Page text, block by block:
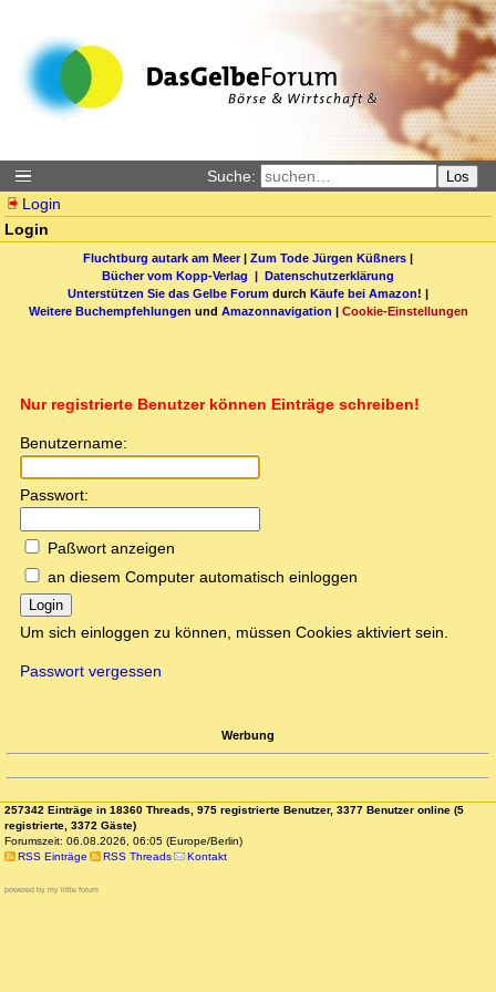
Suche: Los
Login
Login
Fluchtburg autark am Meer| Zum Tode Jürgen Küßners |
Bücher vom Kopp-Verlag | Datenschutzerklärung
Unterstützen Sie das Gelbe Forum durch Käufe bei Amazon! |
Weitere Buchempfehlungen und Amazonnavigation | Cookie-Einstellungen
Nur registrierte Benutzer können Einträge schreiben!
Benutzername:
Passwort:
Paßwort anzeigen
an diesem Computer automatisch einloggen
Login
Um sich einloggen zu können, müssen Cookies aktiviert sein.
Passwort vergessen
Werbung
257342 Einträge in 18360 Threads, 975 registrierte Benutzer, 3377 Benutzer online (5
registrierte, 3372 Gäste)
Forumszeit: 06.08.2026, 06:05 (Europe/Berlin)
RSS Einträge
RSS Threads Kontakt
powered by my little forum